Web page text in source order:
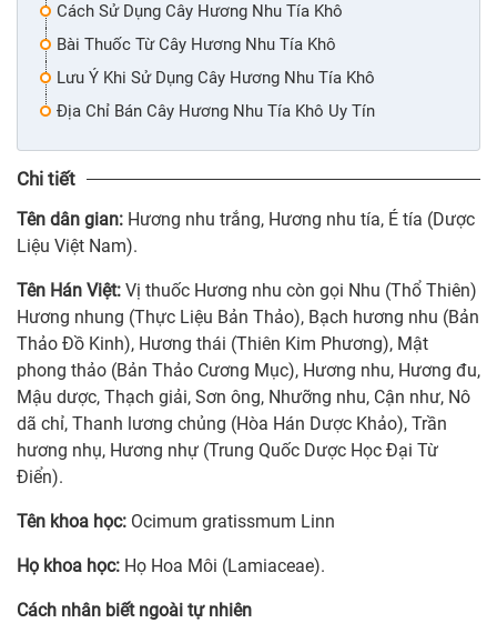
Cách Sử Dụng Cây Hương Nhu Tía Khô
Bài Thuốc Từ Cây Hương Nhu Tía Khô
Lưu Ý Khi Sử Dụng Cây Hương Nhu Tía Khô
Địa Chỉ Bán Cây Hương Nhu Tía Khô Uy Tín
Chi tiết
Tên dân gian: Hương nhu trắng, Hương nhu tía, É tía (Dược
Liệu Việt Nam).
Tên Hán Việt: Vị thuốc Hương nhu còn gọi Nhu (Thổ Thiên)
Hương nhung (Thực Liệu Bản Thảo), Bạch hương nhu (Bản
Thảo Đồ Kinh), Hương thái (Thiên Kim Phương), Mật
phong thảo (Bản Thảo Cương Mục), Hương nhu, Hương đu,
Mậu dược, Thạch giải, Sơn ông, Nhưỡng nhu, Cận như, Nô
dã chỉ, Thanh lương chủng (Hòa Hán Dược Khảo), Trần
hương nhụ, Hương nhự (Trung Quốc Dược Học Đại Từ
Điển).
Tên khoa học: Ocimum gratissmum Linn
Họ khoa học: Họ Hoa Môi (Lamiaceae).
Cách nhân biết ngoài tự nhiên